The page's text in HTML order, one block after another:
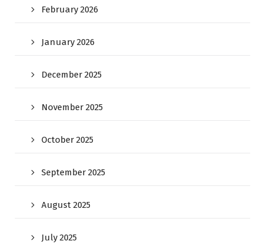
February 2026
January 2026
December 2025
November 2025
October 2025
September 2025
August 2025
July 2025